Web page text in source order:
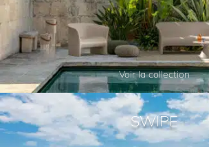
Voir la collection
SWIPE